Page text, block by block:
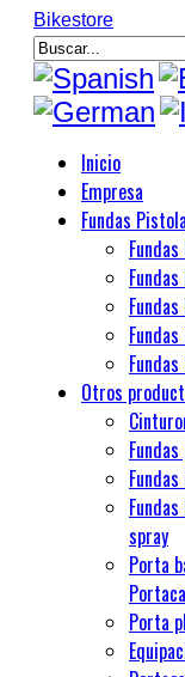
Bikestore
Inicio
Empresa
Fundas Pistola
Otros
spray
Porta
Porta